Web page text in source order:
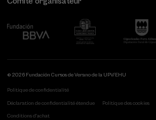
© 2026 Fundación Cursos de Verano de la UPV/EHU
Politique de confidentialité
Déclaration de confidentialité étendue Politique des cookies
Conditions d'achat